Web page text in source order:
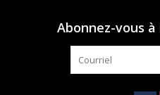
Semelle anatomique en
Abonnez-vous